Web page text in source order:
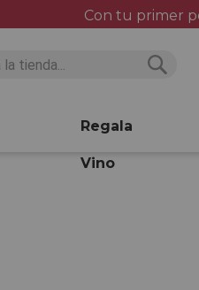
Con tu primer
Regala
Vino